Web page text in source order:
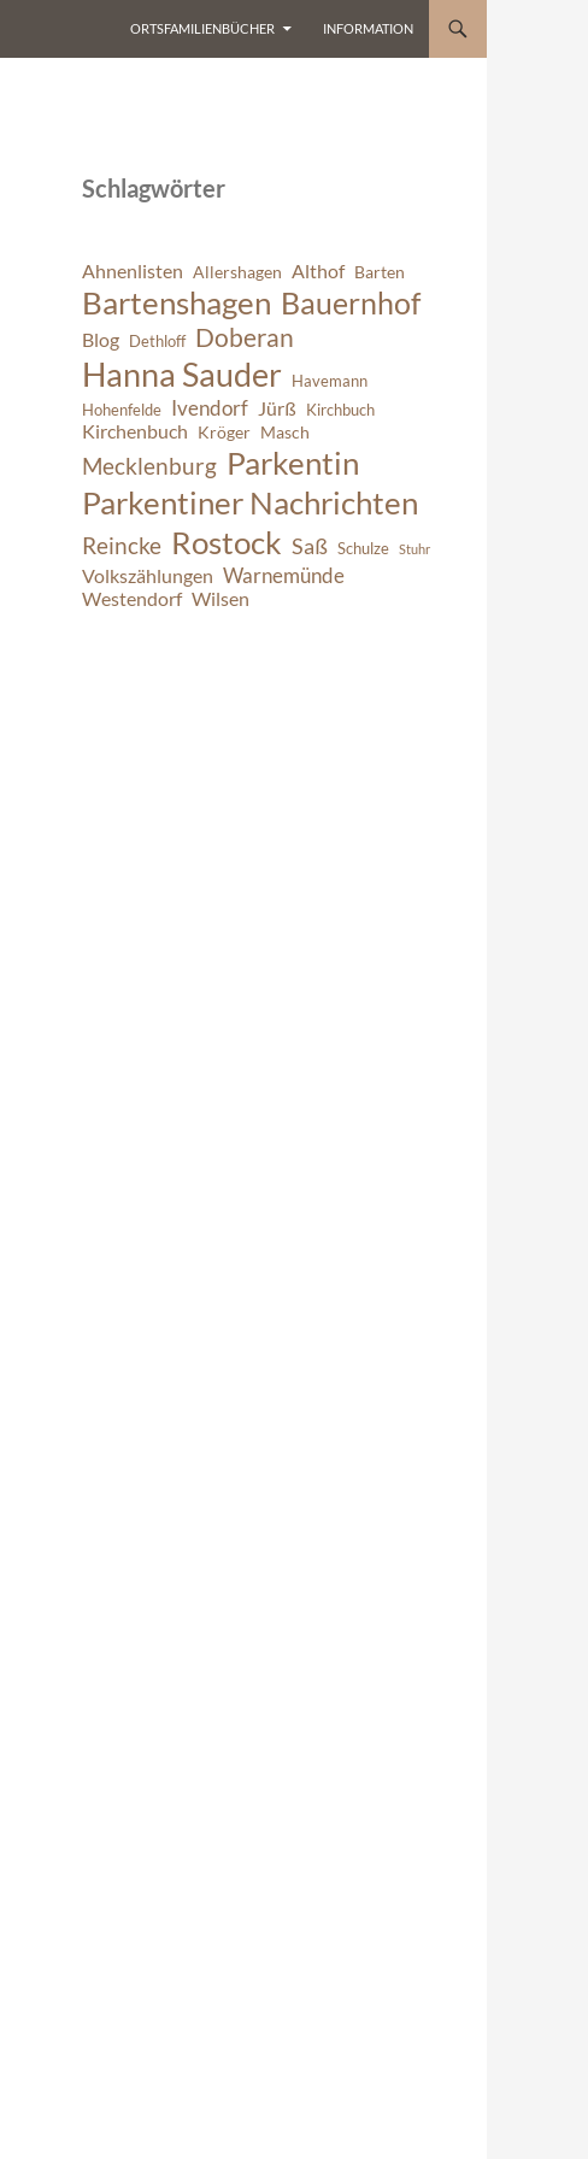
ORTSFAMILIENBÜCHER INFORMATION
Schlagwörter
Ahnenlisten Allershagen Althof Barten
Bartenshagen Bauernhof
Blog Dethloff Doberan
Hanna Sauder
Havemann
Hohenfelde Ivendorf Jürß Kirchbuch
Kirchenbuch Kröger Masch
Mecklenburg Parkentin
Parkentiner Nachrichten
Reincke Rostock Saß Schulze Stuhr
Volkszählungen Warnemünde
Westendorf Wilsen